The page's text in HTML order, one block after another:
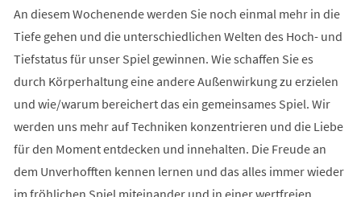
An diesem Wochenende werden Sie noch einmal mehr in die
Tiefe gehen und die unterschiedlichen Welten des Hoch- und
Tiefstatus für unser Spiel gewinnen. Wie schaffen Sie es
durch Körperhaltung eine andere Außenwirkung zu erzielen
und wie/warum bereichert das ein gemeinsames Spiel. Wir
werden uns mehr auf Techniken konzentrieren und die Liebe
für den Moment entdecken und innehalten. Die Freude an
dem Unverhofften kennen lernen und das alles immer wieder
im fröhlichen Spiel miteinander und in einer wertfreien